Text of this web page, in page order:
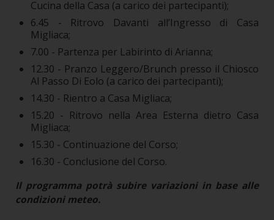
Cucina della Casa (a carico dei partecipanti);
6.45 - Ritrovo Davanti all’Ingresso di Casa
Migliaca;
7.00 - Partenza per Labirinto di Arianna;
12.30 - Pranzo Leggero/Brunch presso il Chiosco
Al Passo Di Eolo (a carico dei partecipanti);
14.30 - Rientro a Casa Migliaca;
15.20 - Ritrovo nella Area Esterna dietro Casa
Migliaca;
15.30 - Continuazione del Corso;
16.30 - Conclusione del Corso.
Il programma potrà subire variazioni in base alle
condizioni meteo.